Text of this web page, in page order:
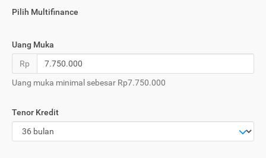
Pilih Multifinance
Uang Muka
Rp
Uang muka minimal sebesar Rp7.750.000
Tenor Kredit